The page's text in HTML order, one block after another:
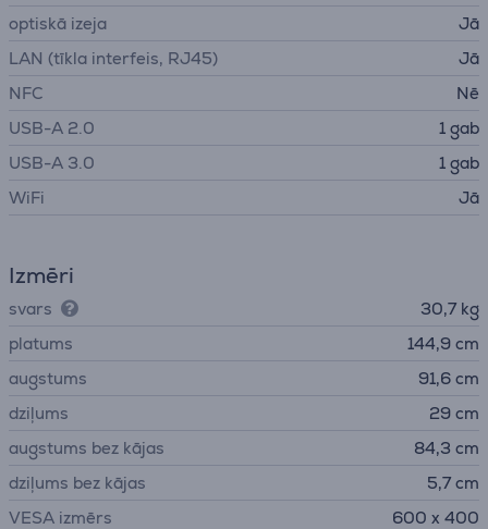
optiskā izeja
Jā
LAN (tīkla interfeis, RJ45)
Jā
NFC
Nē
USB-A 2.0
1 gab
USB-A 3.0
1 gab
WiFi
Jā
Izmēri
svars
30,7 kg
platums
144,9 cm
augstums
91,6 cm
dziļums
29 cm
augstums bez kājas
84,3 cm
dziļums bez kājas
5,7 cm
VESA izmērs
600 x 400